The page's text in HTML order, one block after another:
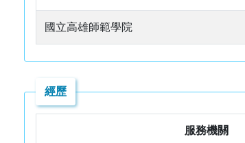
國立高雄師範學院
經歷
服務機關